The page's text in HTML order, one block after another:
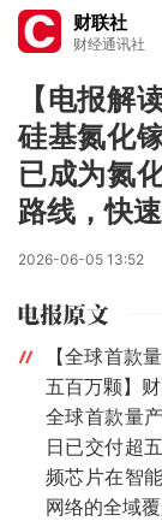
财联社
财经通讯社
【电报解
硅基氮化
已成为氮
路线，快
2026-06-05 13:52
【全球首款
五百万颗】
全球首款量
日已交付超
频芯片在智
网络的全域